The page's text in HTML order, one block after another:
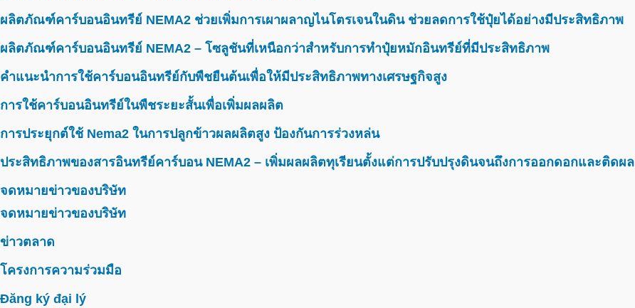
ผลิตภัณฑ์คาร์บอนอินทรีย์ NEMA2 ช่วยเพิ่มการเผาผลาญไนโตรเจนในดิน ช่วยลดการใช้ปุ๋ยได้อย่างมีประสิทธิภาพ
ผลิตภัณฑ์คาร์บอนอินทรีย์ NEMA2 – โซลูชันที่เหนือกว่าสำหรับการทำปุ๋ยหมักอินทรีย์ที่มีประสิทธิภาพ
คำแนะนำการใช้คาร์บอนอินทรีย์กับพืชยืนต้นเพื่อให้มีประสิทธิภาพทางเศรษฐกิจสูง
การใช้คาร์บอนอินทรีย์ในพืชระยะสั้นเพื่อเพิ่มผลผลิต
การประยุกต์ใช้ Nema2 ในการปลูกข้าวผลผลิตสูง ป้องกันการร่วงหล่น
ประสิทธิภาพของสารอินทรีย์คาร์บอน NEMA2 – เพิ่มผลผลิตทุเรียนตั้งแต่การปรับปรุงดินจนถึงการออกดอกและติดผล
จดหมายข่าวของบริษัท
จดหมายข่าวของบริษัท
ข่าวตลาด
โครงการความร่วมมือ
Đăng ký đại lý